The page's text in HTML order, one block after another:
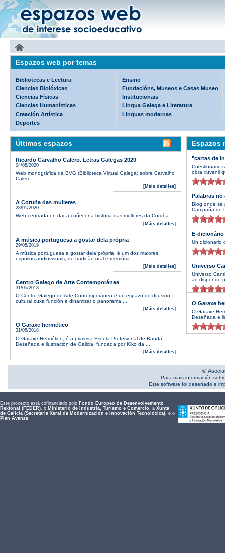
Espazos web por temas
Bibliotecas e Lectura
Ciencias Biolóxicas
Ciencias Físicas
Ciencias Humanísticas
Creación Artística
Deportes
Ensino
Fundacións, Museos e Casas Museo
Institucionais
Lingua Galega e Literatura
Linguas modernas
Últimos espazos
Ricardo Carvalho Calero. Letras Galegas 2020
04/05/2020
Web monográfica da BVG (Biblioteca Virtual Galega) sobre Carvalho
Calero
[Máis detalles]
A Coruña das mulleres
28/01/2020
Web centrada en dar a coñecer a historia das mulleres da Coruña
[Máis detalles]
A música portuguesa a gostar dela própria
29/05/2019
A música portuguesa a gostar dela própria, é um dos maiores
espólios audiovisuais, de tradição oral e memória ...
[Máis detalles]
Centro Galego de Arte Contemporánea
31/05/2018
O Centro Galego de Arte Contemporánea é un espazo de difusión
cultural cuxa función é dinamizar o panorama ...
[Máis detalles]
O Garaxe hermético
31/05/2018
O Garaxe Hermético, é a primeira Escola Profesional de Banda
Deseñada e ilustración de Galicia, fundada por Kiko da ...
[Máis detalles]
Espazos
"cartas de
Cuestionario
obra xuvenil
Palabras no
Blog onde se
Campaña de
E-
Un dicionario
Universo
Universo
ao dispor do
O Garaxe
O Garaxe
Deseñada e
©
Para máis información
Este software foi deseñado e
Este proxecto está cofinanciado polo Fondo Europeo de Desenvolvemento
Rexional (FEDER), o Ministerio de Industria, Turismo e Comercio, a Xunta
de Galicia (Secretaría Xeral de Modernización e Innovación Tecnolóxica), e o
Plan Avanza.